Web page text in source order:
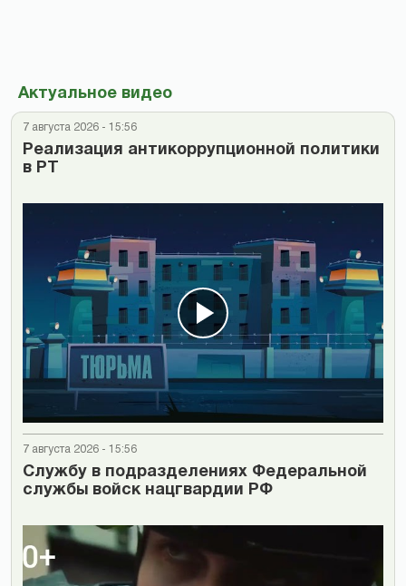
Актуальное видео
7 августа 2026 - 15:56
Реализация антикоррупционной политики
в РТ
7 августа 2026 - 15:56
Cлужбу в подразделениях Федеральной
службы войск нацгвардии РФ